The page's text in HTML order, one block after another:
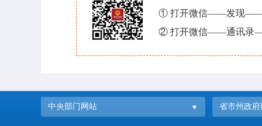
① 打开微信——发现——
② 打开微信——通讯录
中央部门网站 省市州政府